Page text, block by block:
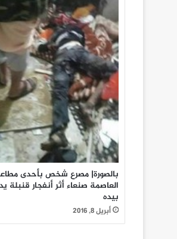
بالصورة| مصرع شخص بأحدى
العاصمة صنعاء أثر أنفجار قنبلة
بيده
أبريل 8, 2016